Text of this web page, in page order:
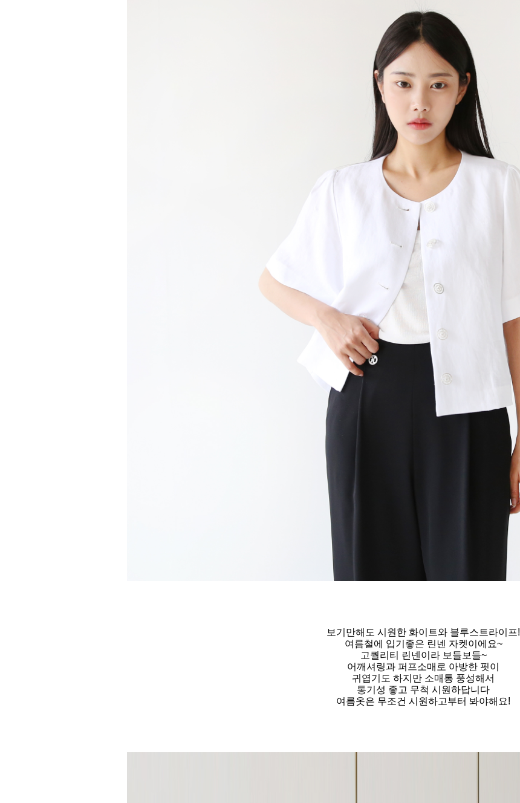
보기만해도 시원한 화이트와 블루스트라이프!
여름철에 입기좋은 린넨 자켓이에요~
고퀄리티 린넨이라 보들보들~
어깨셔링과 퍼프소매로 아방한 핏이
귀엽기도 하지만 소매통 풍성해서
통기성 좋고 무척 시원하답니다
여름옷은 무조건 시원하고부터 봐야해요!